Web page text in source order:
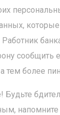
которые
тем более